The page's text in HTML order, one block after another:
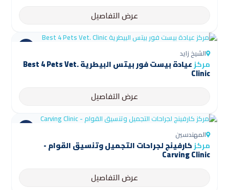
عرض التفاصيل
الشيخ زايد
مركز عيادة بيست فور بيتس البيطرية Best 4 Pets Vet.
Clinic
عرض التفاصيل
المهندسين
مركزكارفينج لجراحات التجميل وتنسيق القوام -
Carving Clinic
عرض التفاصيل